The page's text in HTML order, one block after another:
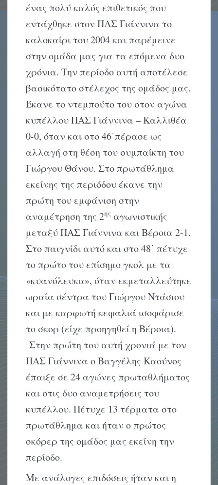
ένας πολύ καλός επιθετικός που
εντάχθηκε στον ΠΑΣ Γιάννινα το
καλοκαίρι του 2004 και παρέμεινε
στην ομάδα μας για τα επόμενα δυο
χρόνια. Την περίοδο αυτή αποτέλεσε
βασικότατο στέλεχος της ομάδος μας.
Έκανε το ντεμπούτο του στον αγώνα
κυπέλλου ΠΑΣ Γιάννινα – Καλλιθέα
0-0, όταν και στο 46΄πέρασε ως
αλλαγή στη θέση του συμπαίκτη του
Γιώργου Θάνου. Στο πρωτάθλημα
εκείνης της περιόδου έκανε την
πρώτη του εμφάνιση στην
αναμέτρηση της 2ης αγωνιστικής
μεταξύ ΠΑΣ Γιάννινα και Βέροια 2-1.
Στο παιγνίδι αυτό και στο 48΄ πέτυχε
το πρώτο του επίσημο γκολ με τα
«κυανόλευκα», όταν εκμεταλλεύτηκε
ωραία σέντρα του Γιώργου Ντάσιου
και με καρφωτή κεφαλιά ισοφάρισε
το σκορ (είχε προηγηθεί η Βέροια).
Στην πρώτη του αυτή χρονιά με τον
ΠΑΣ Γιάννινα ο Βαγγέλης Καούνος
έπαιξε σε 24 αγώνες πρωταθλήματος
και στις δυο αναμετρήσεις του
κυπέλλου. Πέτυχε 13 τέρματα στο
πρωτάθλημα και ήταν ο πρώτος
σκόρερ της ομάδος μας εκείνη την
περίοδο.
Με ανάλογες επιδόσεις ήταν και η